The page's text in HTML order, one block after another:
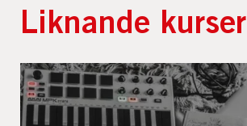
Liknande kurser